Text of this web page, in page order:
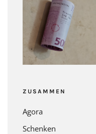
ZUSAMMEN
Agora
Schenken